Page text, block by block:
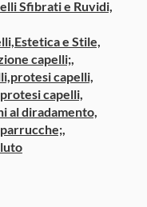
Sfibrati e Ruvidi,
Estetica e Stile,
capelli;,
protesi capelli,
capelli,
al diradamento,